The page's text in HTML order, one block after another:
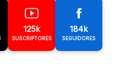
125k
SUSCRIPTORES
184k
SEGUIDORES